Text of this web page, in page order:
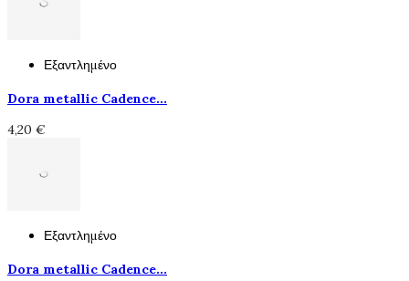
Εξαντλημένο
Dora metallic Cadence...
4,20 €
Εξαντλημένο
Dora metallic Cadence...